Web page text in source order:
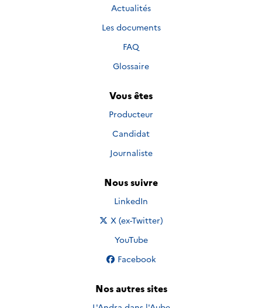
Actualités
Les documents
FAQ
Glossaire
Vous êtes
Producteur
Candidat
Journaliste
Nous suivre
Nous suivre sur
LinkedIn
Nous suivre sur
X (ex-Twitter)
Nous suivre sur
YouTube
Nous suivre sur
Facebook
Nos autres sites